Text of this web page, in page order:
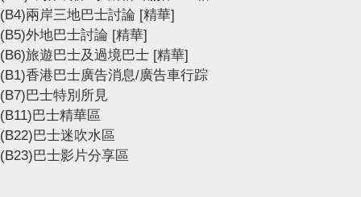
(B4)兩岸三地巴士討論 [精華]
(B5)外地巴士討論 [精華]
(B6)旅遊巴士及過境巴士 [精華]
(B1)香港巴士廣告消息/廣告車行踪
(B7)巴士特別所見
(B11)巴士精華區
(B22)巴士迷吹水區
(B23)巴士影片分享區